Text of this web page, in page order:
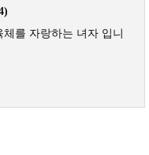
를 자랑하는 녀자 입니